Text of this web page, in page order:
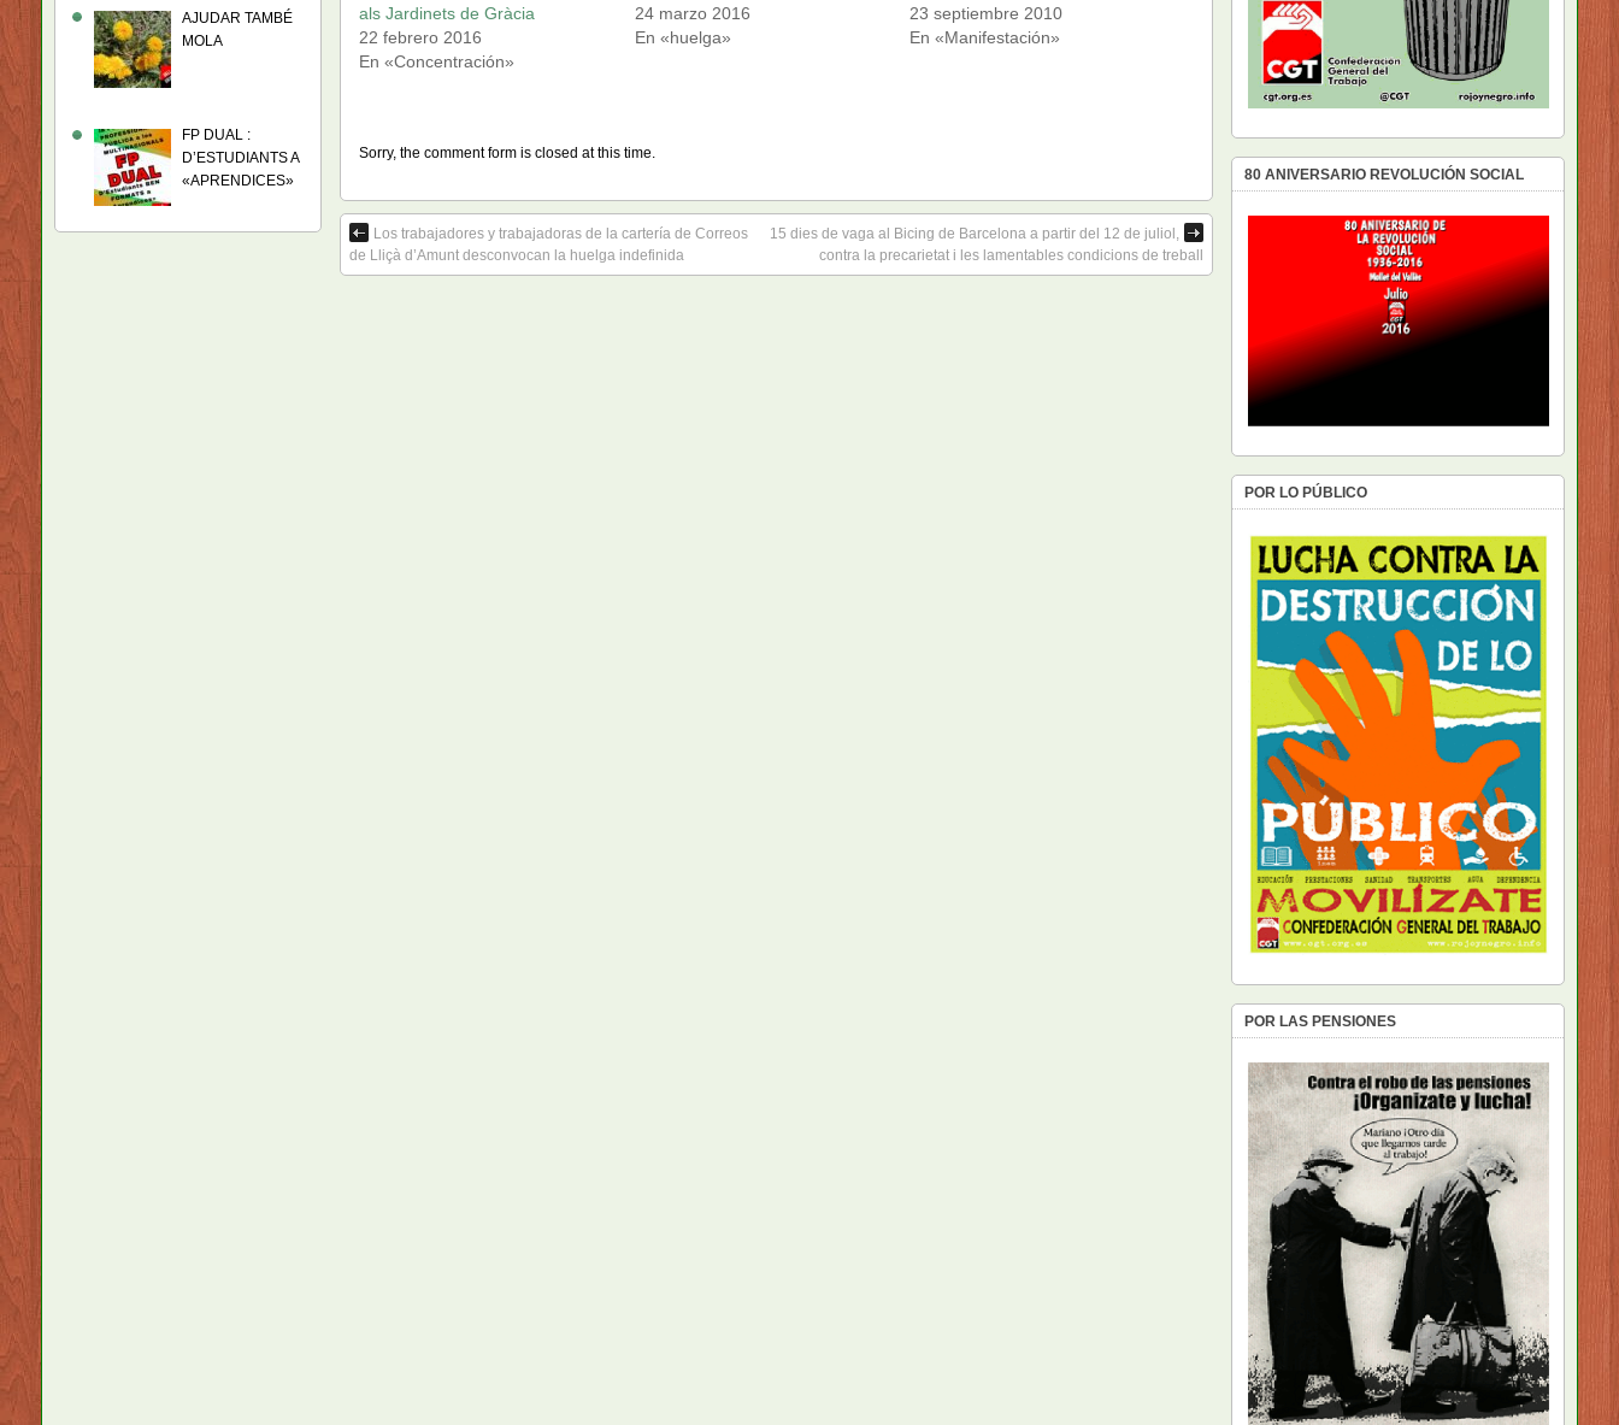
als Jardinets de Gràcia
22 febrero 2016
En «Concentración»
24 marzo 2016
En «huelga»
23 septiembre 2010
En «Manifestación»
Sorry, the comment form is closed at this time.
Los trabajadores y trabajadoras de la cartería de Correos
de Lliçà d’Amunt desconvocan la huelga indefinida
15 dies de vaga al Bicing de Barcelona a partir del 12 de juliol,
contra la precarietat i les lamentables condicions de treball
AJUDAR TAMBÉ
MOLA
FP DUAL :
D’ESTUDIANTS A
«APRENDICES»
80 ANIVERSARIO REVOLUCIÓN SOCIAL
POR LO PÚBLICO
POR LAS PENSIONES